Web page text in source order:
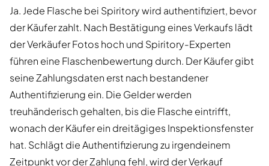
Ja. Jede Flasche bei Spiritory wird authentifiziert, bevor
der Käufer zahlt. Nach Bestätigung eines Verkaufs lädt
der Verkäufer Fotos hoch und Spiritory-Experten
führen eine Flaschenbewertung durch. Der Käufer gibt
seine Zahlungsdaten erst nach bestandener
Authentifizierung ein. Die Gelder werden
treuhänderisch gehalten, bis die Flasche eintrifft,
wonach der Käufer ein dreitägiges Inspektionsfenster
hat. Schlägt die Authentifizierung zu irgendeinem
Zeitpunkt vor der Zahlung fehl, wird der Verkauf